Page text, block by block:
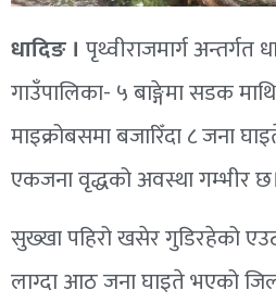
धादिङ । पृथ्वीराजमार्ग अन्तर्गत
गाउँपालिका- ५ बाङ्गेमा सडक
माइक्रोबसमा बजारिँदा ८ जना
एकजना वृद्धको अवस्था गम्भीर छ।
सुख्खा पहिरो खसेर गुडिरहेको
लाग्दा आठ जना घाइते भएको